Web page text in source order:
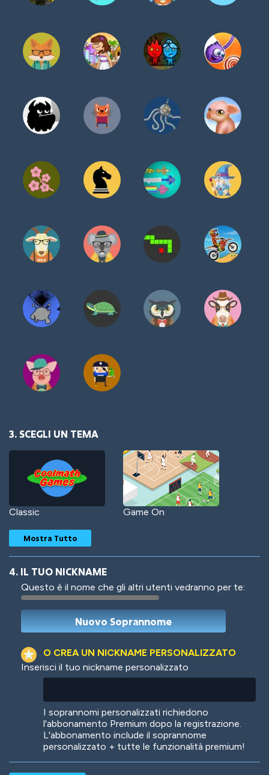
3. SCEGLI UN TEMA
Classic Game On
Woof Jungle Cats
Mostra Tutto
4. IL TUO NICKNAME
Questo è il nome che gli altri utenti vedranno per te:
O CREA UN NICKNAME PERSONALIZZATO
Inserisci il tuo nickname personalizzato
I soprannomi personalizzati richiedono
l'abbonamento Premium dopo la registrazione.
L'abbonamento include il soprannome
personalizzato + tutte le funzionalità premium!